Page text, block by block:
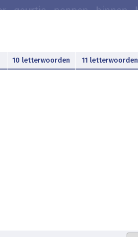
10 letterwoorden 11 letterwoorden